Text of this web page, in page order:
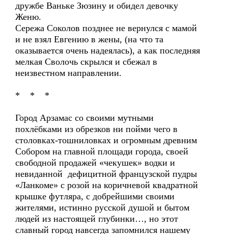
дружбе Ваньке Зюзину и обидел девочку
Женю.
Сережа Соколов позднее не вернулся с мамой
и не взял Евгению в жены, (на что та
оказывается очень надеялась), а как последняя
мелкая Сволочь скрылся и сбежал в
неизвестном направлении.
* * *
Город Арзамас со своими мутными
похлёбками из обрезков ни пойми чего в
столовках-тошниловках и огромным древним
Собором на главной площади города, своей
свободной продажей «чекушек» водки и
невиданной дефицитной французской пудры
«Ланкоме» с розой на коричневой квадратной
крышке футляра, с добрейшими своими
жителями, истинно русской душой и бытом
людей из настоящей глубинки…, но этот
славный город навсегда запомнился нашему